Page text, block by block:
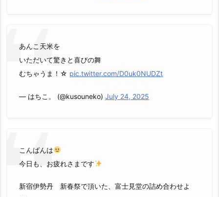
あんこ天米を
いただいて驚きと喜びの舞
むちゃうま！☆ pic.twitter.com/D0uk0NUDZt
— はちこ。 (@kusouneko) July 24, 2025
こんばんは
今日も、お疲れさまです
新宿伊勢丹 新春祭で頂いた、富士見堂の詰め合わせよ